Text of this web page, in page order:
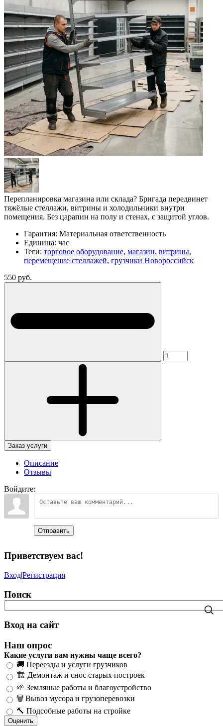
Перепланировка магазина или склада? Бригада передвинет
тяжёлые стеллажи, витрины и холодильники внутри
помещения. Без царапин на полу и стенах, с защитой углов.
Гарантия: Материальная ответственность
Единица: час
Теги: торговое оборудование, магазин, витрины,
перемещение стеллажей, грузчики Новороссийск
550 руб.
Заказ услуги
Описание
Отзывы
Войдите:
Отправить
Приветствуем вас!
Вход|Регистрация
Поиск
Вход на сайт
Наш опрос
Какие услуги вам нужны чаще всего?
🚚 Переезды и услуги грузчиков
🏗️ Демонтаж и снос старых построек
🌱 Земляные работы и благоустройство
🗑️ Вывоз мусора и грузоперевозки
🔨 Подсобные работы на стройке